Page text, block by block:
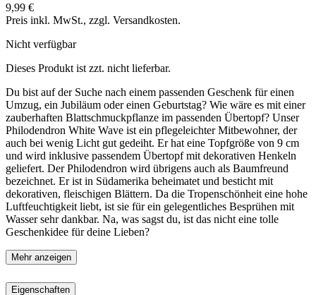
9,99 €
Preis inkl. MwSt., zzgl. Versandkosten.
Nicht verfügbar
Dieses Produkt ist zzt. nicht lieferbar.
Du bist auf der Suche nach einem passenden Geschenk für einen
Umzug, ein Jubiläum oder einen Geburtstag? Wie wäre es mit einer
zauberhaften Blattschmuckpflanze im passenden Übertopf? Unser
Philodendron White Wave ist ein pflegeleichter Mitbewohner, der
auch bei wenig Licht gut gedeiht. Er hat eine Topfgröße von 9 cm
und wird inklusive passendem Übertopf mit dekorativen Henkeln
geliefert. Der Philodendron wird übrigens auch als Baumfreund
bezeichnet. Er ist in Südamerika beheimatet und besticht mit
dekorativen, fleischigen Blättern. Da die Tropenschönheit eine hohe
Luftfeuchtigkeit liebt, ist sie für ein gelegentliches Besprühen mit
Wasser sehr dankbar. Na, was sagst du, ist das nicht eine tolle
Geschenkidee für deine Lieben?
Mehr anzeigen
Eigenschaften